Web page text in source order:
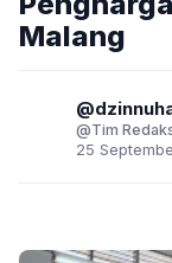
Malang
Tim
25